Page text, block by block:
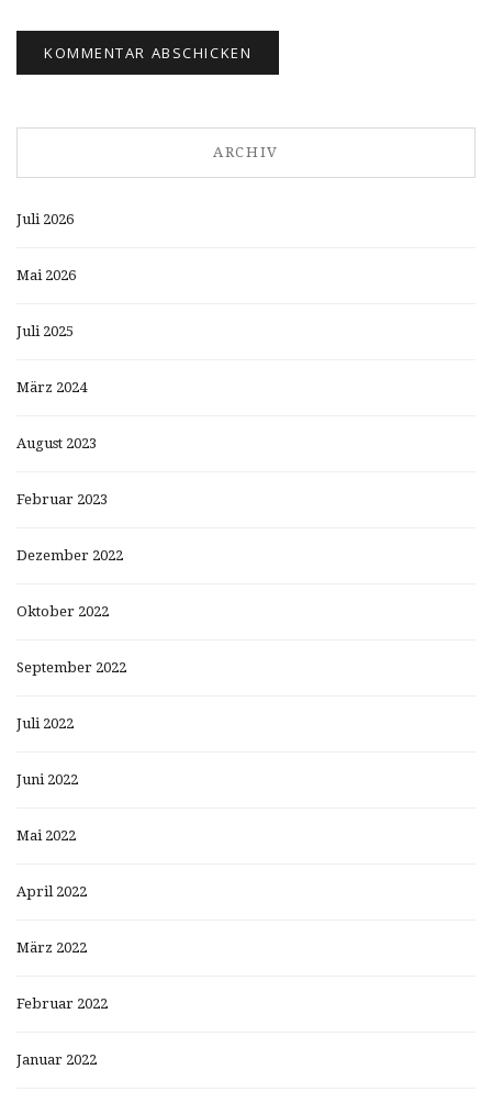
ARCHIV
Juli 2026
Mai 2026
Juli 2025
März 2024
August 2023
Februar 2023
Dezember 2022
Oktober 2022
September 2022
Juli 2022
Juni 2022
Mai 2022
April 2022
März 2022
Februar 2022
Januar 2022